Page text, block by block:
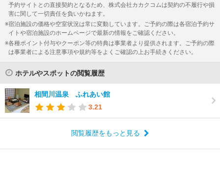
予約サイトとの直接契約となるため、株式会社カカクコムは契約の不履行や損
害に関して一切責任を負いかねます。
宿泊施設の価格や空室状況は常に変動しています。ご予約の際は各宿泊予約サ
イトや宿泊施設のホームページで最新の情報をご確認ください。
各種ポイント付与やクーポン等の特典は事業者より提供されます。ご予約の際
は事業者による注意事項や規約等をよくご確認の上お手続きください。
ホテルやスポットの閲覧履歴
相間川温泉 ふれあい館
3.21
閲覧履歴をもっと見る